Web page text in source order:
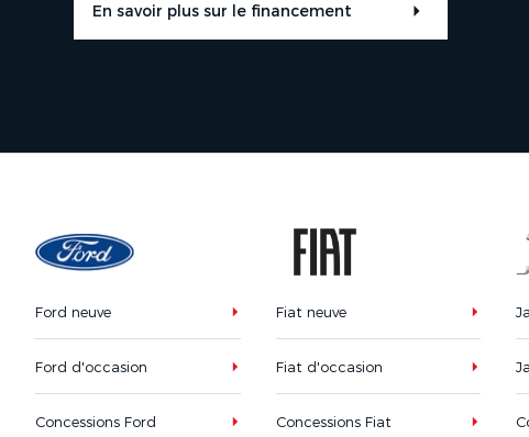
En savoir plus sur le financement
Ford neuve
Ford d'occasion
Concessions Ford
Fiat neuve
Fiat d'occasion
Concessions Fiat